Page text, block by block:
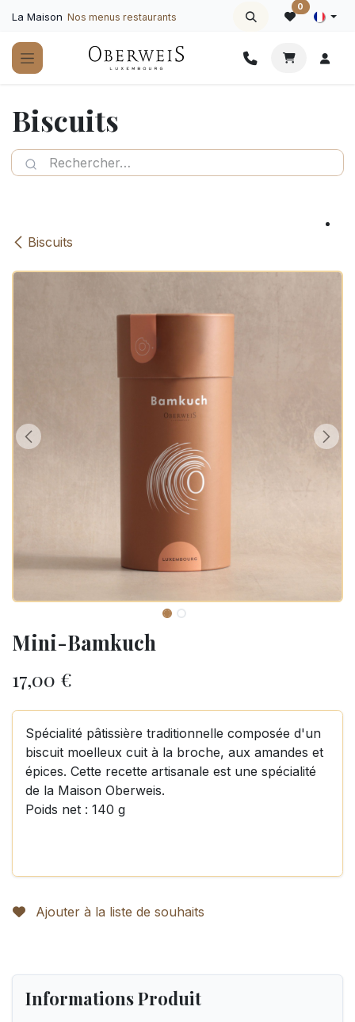
La Maison Nos menus restaurants
0
Biscuits
Biscuits
Mini-Bamkuch
17,00 €
Spécialité pâtissière traditionnelle composée d'un
biscuit moelleux cuit à la broche, aux amandes et
épices. Cette recette artisanale est une spécialité
de la Maison Oberweis.
Poids net : 140 g
Ajouter à la liste de souhaits
Informations Produit